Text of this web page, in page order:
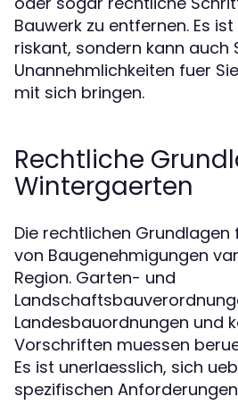
Bauwerk zu entfernen. Es
riskant, sondern kann auch
Unannehmlichkeiten fuer
mit sich bringen.
Rechtliche
Wintergaerten
Die rechtlichen Grundlagen
von Baugenehmigungen
Region. Garten- und
Landesbauordnungen und
Vorschriften muessen
Es ist unerlaesslich, sich
spezifischen